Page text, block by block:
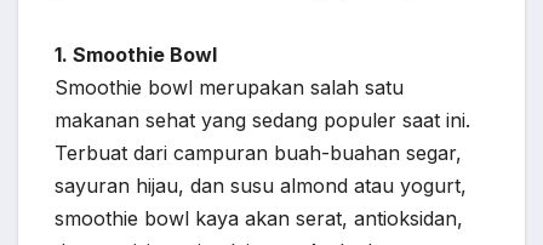
1. Smoothie Bowl
Smoothie bowl merupakan salah satu
makanan sehat yang sedang populer saat ini.
Terbuat dari campuran buah-buahan segar,
sayuran hijau, dan susu almond atau yogurt,
smoothie bowl kaya akan serat, antioksidan,